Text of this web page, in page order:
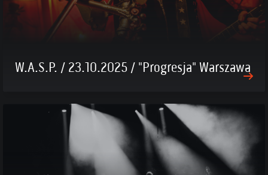
W.A.S.P. / 23.10.2025 / "Progresja" Warszawa